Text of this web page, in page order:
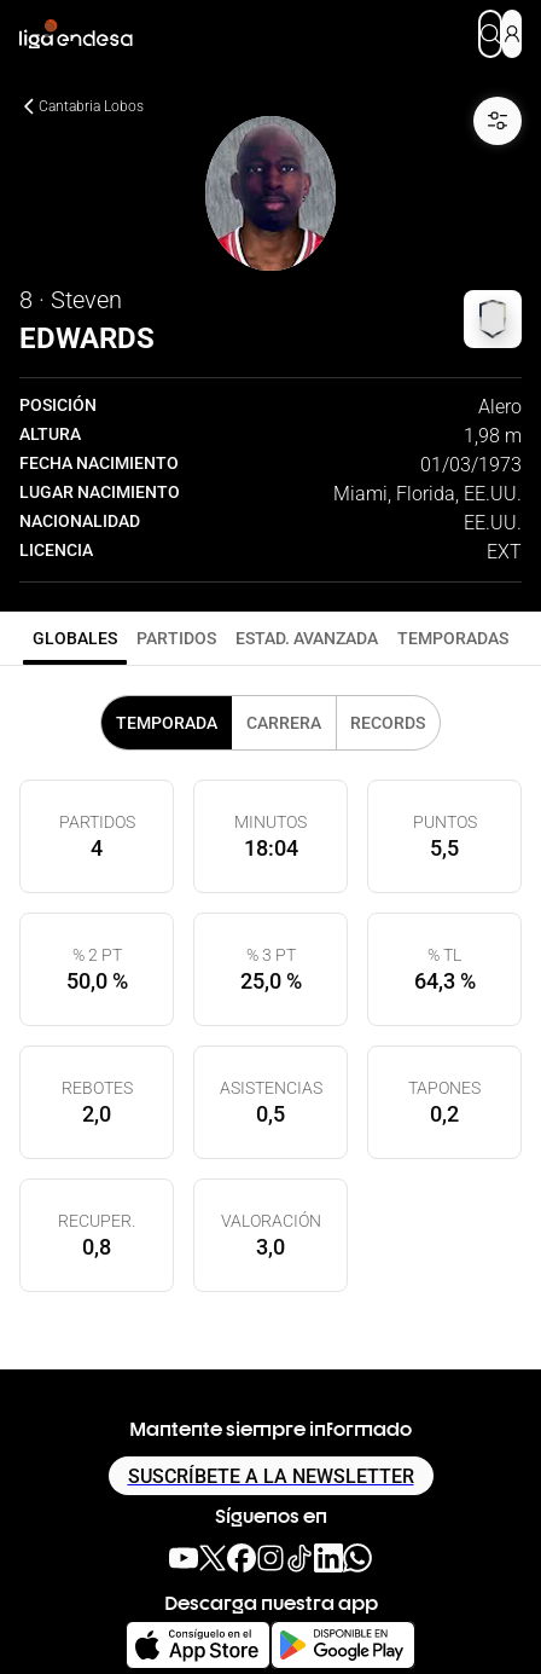
Cantabria Lobos
8 · Steven
EDWARDS
POSICIÓN Alero
ALTURA 1,98 m
FECHA NACIMIENTO 01/03/1973
LUGAR NACIMIENTO Miami, Florida, EE.UU.
NACIONALIDAD EE.UU.
LICENCIA EXT
GLOBALES PARTIDOS ESTAD. AVANZADA TEMPORADAS
TEMPORADA CARRERA RECORDS
PARTIDOS
4
MINUTOS
18:04
PUNTOS
5,5
% 2 PT
50,0 %
% 3 PT
25,0 %
% TL
64,3 %
REBOTES
2,0
ASISTENCIAS
0,5
TAPONES
0,2
RECUPER.
0,8
VALORACIÓN
3,0
Mantente siempre informado
SUSCRÍBETE A LA NEWSLETTER
Síguenos en
Descarga nuestra app